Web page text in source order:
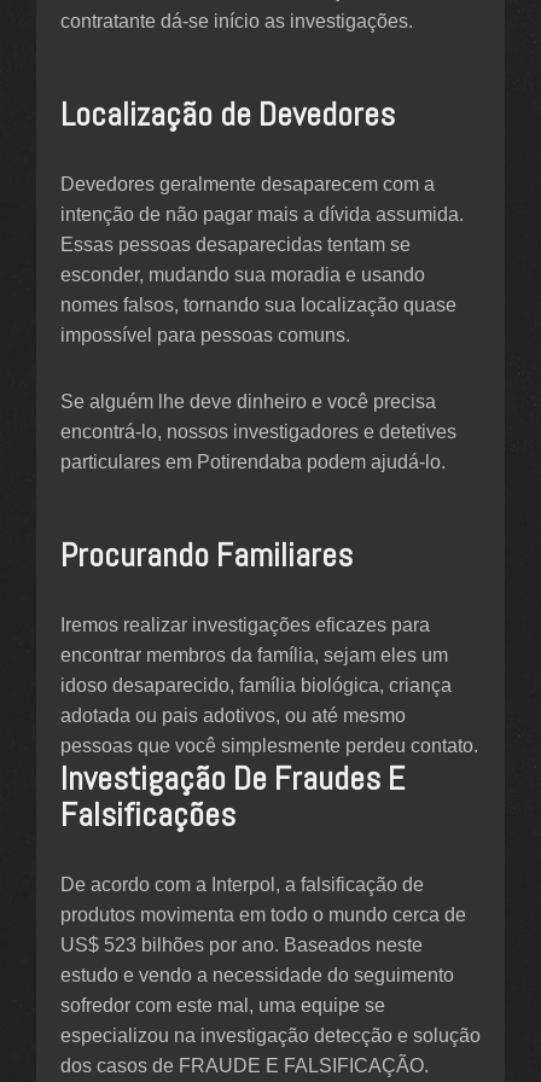
contratante dá-se início as investigações.
Localização de Devedores
Devedores geralmente desaparecem com a
intenção de não pagar mais a dívida assumida.
Essas pessoas desaparecidas tentam se
esconder, mudando sua moradia e usando
nomes falsos, tornando sua localização quase
impossível para pessoas comuns.
Se alguém lhe deve dinheiro e você precisa
encontrá-lo, nossos investigadores e detetives
particulares em Potirendaba podem ajudá-lo.
Procurando Familiares
Iremos realizar investigações eficazes para
encontrar membros da família, sejam eles um
idoso desaparecido, família biológica, criança
adotada ou pais adotivos, ou até mesmo
pessoas que você simplesmente perdeu contato.
Investigação De Fraudes E
Falsificações
De acordo com a Interpol, a falsificação de
produtos movimenta em todo o mundo cerca de
US$ 523 bilhões por ano. Baseados neste
estudo e vendo a necessidade do seguimento
sofredor com este mal, uma equipe se
especializou na investigação detecção e solução
dos casos de FRAUDE E FALSIFICAÇÃO.